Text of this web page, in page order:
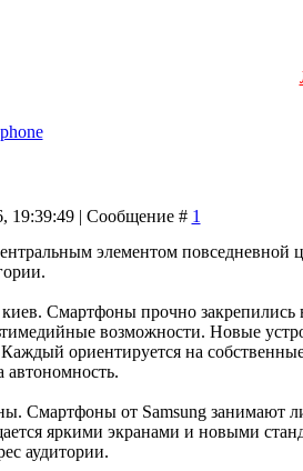
19:39:49 | Сообщение # 1
элементом повседневной
Смартфоны прочно
возможности. Новые
ориентируется на
автономность.
Смартфоны от Samsung занимают
яркими экранами и новыми
аудитории.